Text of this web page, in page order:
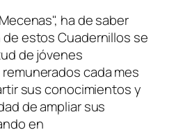
ha de saber
estos Cuadernillos se
de jóvenes
cada mes
sus conocimientos y
de ampliar sus
en